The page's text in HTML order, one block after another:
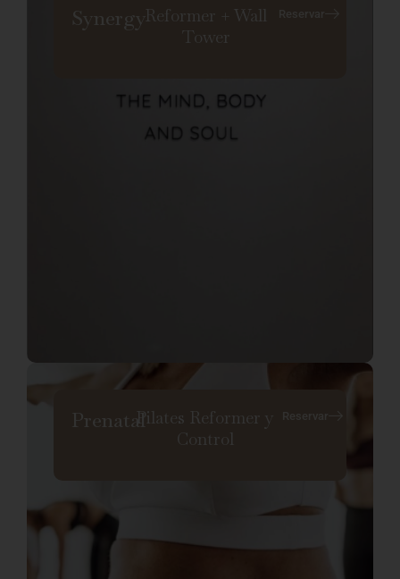
SynergyReformer + Wall
Tower
PrenatalPilates Reformer y
Control